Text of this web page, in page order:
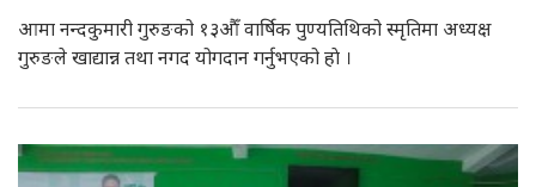
आमा नन्दकुमारी गुरुङको १३औँ वार्षिक पुण्यतिथिको स्मृतिमा अध्यक्ष
गुरुङले खाद्यान्न तथा नगद योगदान गर्नुभएको हाे ।